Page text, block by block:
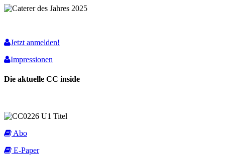
Jetzt anmelden!
Impressionen
Die aktuelle CC inside
Abo
E-Paper